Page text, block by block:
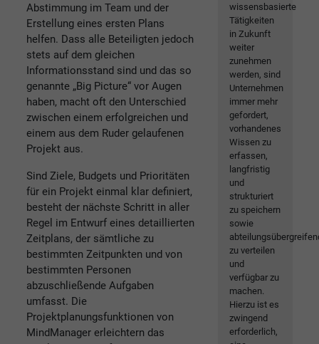
Abstimmung im Team und der
Erstellung eines ersten Plans
helfen. Dass alle Beteiligten jedoch
stets auf dem gleichen
Informationsstand sind und das so
genannte „Big Picture“ vor Augen
haben, macht oft den Unterschied
zwischen einem erfolgreichen und
einem aus dem Ruder gelaufenen
Projekt aus.
Sind Ziele, Budgets und Prioritäten
für ein Projekt einmal klar definiert,
besteht der nächste Schritt in aller
Regel im Entwurf eines detaillierten
Zeitplans, der sämtliche zu
bestimmten Zeitpunkten und von
bestimmten Personen
abzuschließende Aufgaben
umfasst. Die
Projektplanungsfunktionen von
MindManager erleichtern das
wissensbasierte
Tätigkeiten
in Zukunft
weiter
zunehmen
werden, sind
Unternehmen
immer mehr
gefordert,
vorhandenes
Wissen zu
erfassen,
langfristig
und
strukturiert
zu speichern
sowie
zu verteilen
und
verfügbar zu
machen.
Hierzu ist es
zwingend
erforderlich,